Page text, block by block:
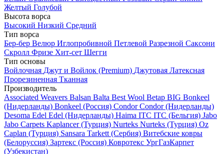
Желтый Голубой
Высота ворса
Высокий Низкий Средний
Тип ворса
Бер-бер Велюр Иглопробивной Петлевой Разрезной Саксони
Скролл Фризе Хит-сет Шегги
Тип основы
Войлочная Джут и Войлок (Premium) Джутовая Латексная
Прорезиненная Тканная
Производитель
Associated Weavers Balsan Balta Best Wool Betap BIG Bonkeel
(Нидерланды) Bonkeel (Россия) Condor Condor (Нидерланды)
Desoma Edel Edel (Нидерланды) Haima ITC ITC (Бельгия) Jabo
Jabo Carpets Kaplancer (Турция) Nurteks Nurteks (Турция) Oz
Caplan (Турция) Sansara Tarkett (Сербия) Витебские ковры
(Белоруссия) Зартекс (Россия) Ковротекс УргГазКарпет
(Узбекистан)